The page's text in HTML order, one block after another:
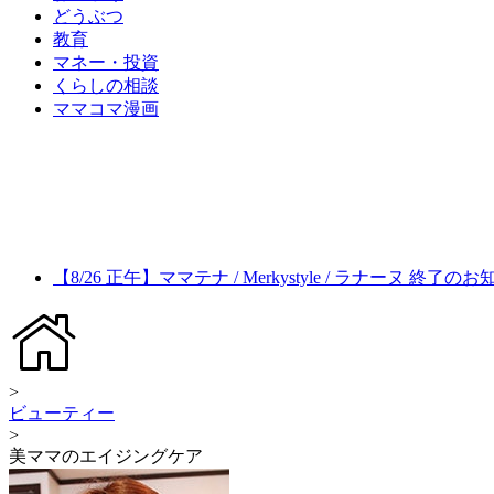
どうぶつ
教育
マネー・投資
くらしの相談
ママコマ漫画
【8/26 正午】ママテナ / Merkystyle / ラナーヌ 終了のお
>
ビューティー
>
美ママのエイジングケア